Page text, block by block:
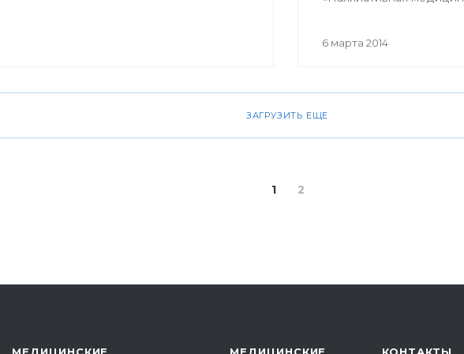
кардиологи, неврологи,
онкологи, педиатры,
6 марта 2014
ЗАГРУЗИТЬ ЕЩЕ
1 2